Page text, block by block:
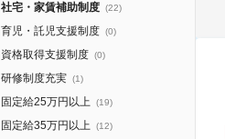
社宅・家賃補助制度 (22)
育児・託児支援制度 (0)
資格取得支援制度 (0)
研修制度充実 (1)
固定給25万円以上 (19)
固定給35万円以上 (12)